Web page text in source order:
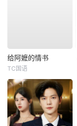
给阿嬷的情书
TC国语